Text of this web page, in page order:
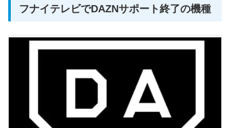
フナイテレビでDAZNサポート終了の機種